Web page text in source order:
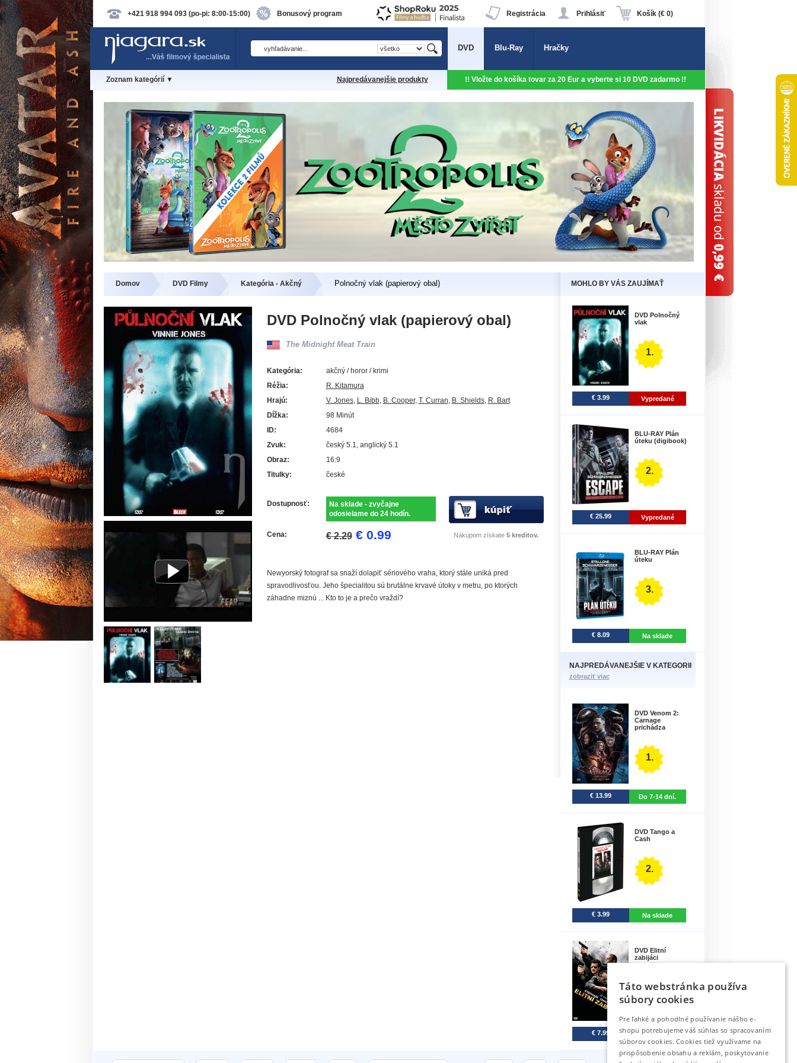
+421 918 994 093 (po-pi: 8:00-15:00) Bonusový program Košík (€ 0)
Prihlásiť
Registrácia
DVD Blu-Ray Hračky
Zoznam kategórií ▼ Najpredávanejšie produkty !! Vložte do košíka tovar za 20 Eur a vyberte si 10 DVD zadarmo !!
Domov DVD Filmy Kategória - Akčný Polnočný vlak (papierový obal) MOHLO BY VÁS ZAUJÍMAŤ
DVD Polnočný vlak (papierový obal)
The Midnight Meat Train
Kategória:
akčný / horor / krimi
Réžia:
R. Kitamura
Hrajú:
V. Jones, L. Bibb, B. Cooper, T. Curran, B. Shields, R. Bart
Dĺžka:
98 Minút
ID:
4684
Zvuk:
český 5.1, anglický 5.1
Obraz:
16:9
Titulky:
české
Dostupnosť:
Na sklade - zvyčajne
odosielame do 24 hodín.
Cena: € 2.29 € 0.99 Nákupom získate 5 kreditov.
Newyorský fotograf sa snaží dolapiť sériového vraha, ktorý stále uniká pred
spravodlivosťou. Jeho špecialitou sú brutálne krvavé útoky v metru, po ktorých
záhadne miznú ... Kto to je a prečo vraždí?
DVD Polnočný
vlak
1.
€ 3.99 Vypredané
BLU-RAY Plán
úteku (digibook)
2.
€ 25.99 Vypredané
BLU-RAY Plán
úteku
3.
€ 8.09 Na sklade
NAJPREDÁVANEJŠIE V KATEGORII
zobraziť viac
DVD Venom 2:
Carnage
prichádza
1.
€ 13.99 Do 7-14 dní.
DVD Tango a
Cash
2.
€ 3.99 Na sklade
DVD Elitní
zabijáci
3.
€ 7.99 7-30 dní
Táto webstránka používa
súbory cookies
Pre ľahké a pohodlné používanie nášho e-
shopu potrebujeme váš súhlas so spracovaním
súborov cookies. Cookies tiež využívame na
prispôsobenie obsahu a reklám, poskytovanie